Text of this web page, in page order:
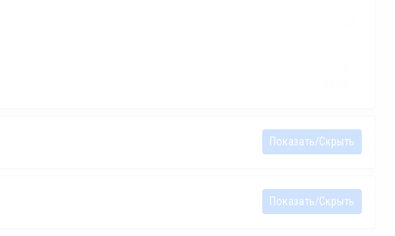
Показать/Скрыть
Показать/Скрыть